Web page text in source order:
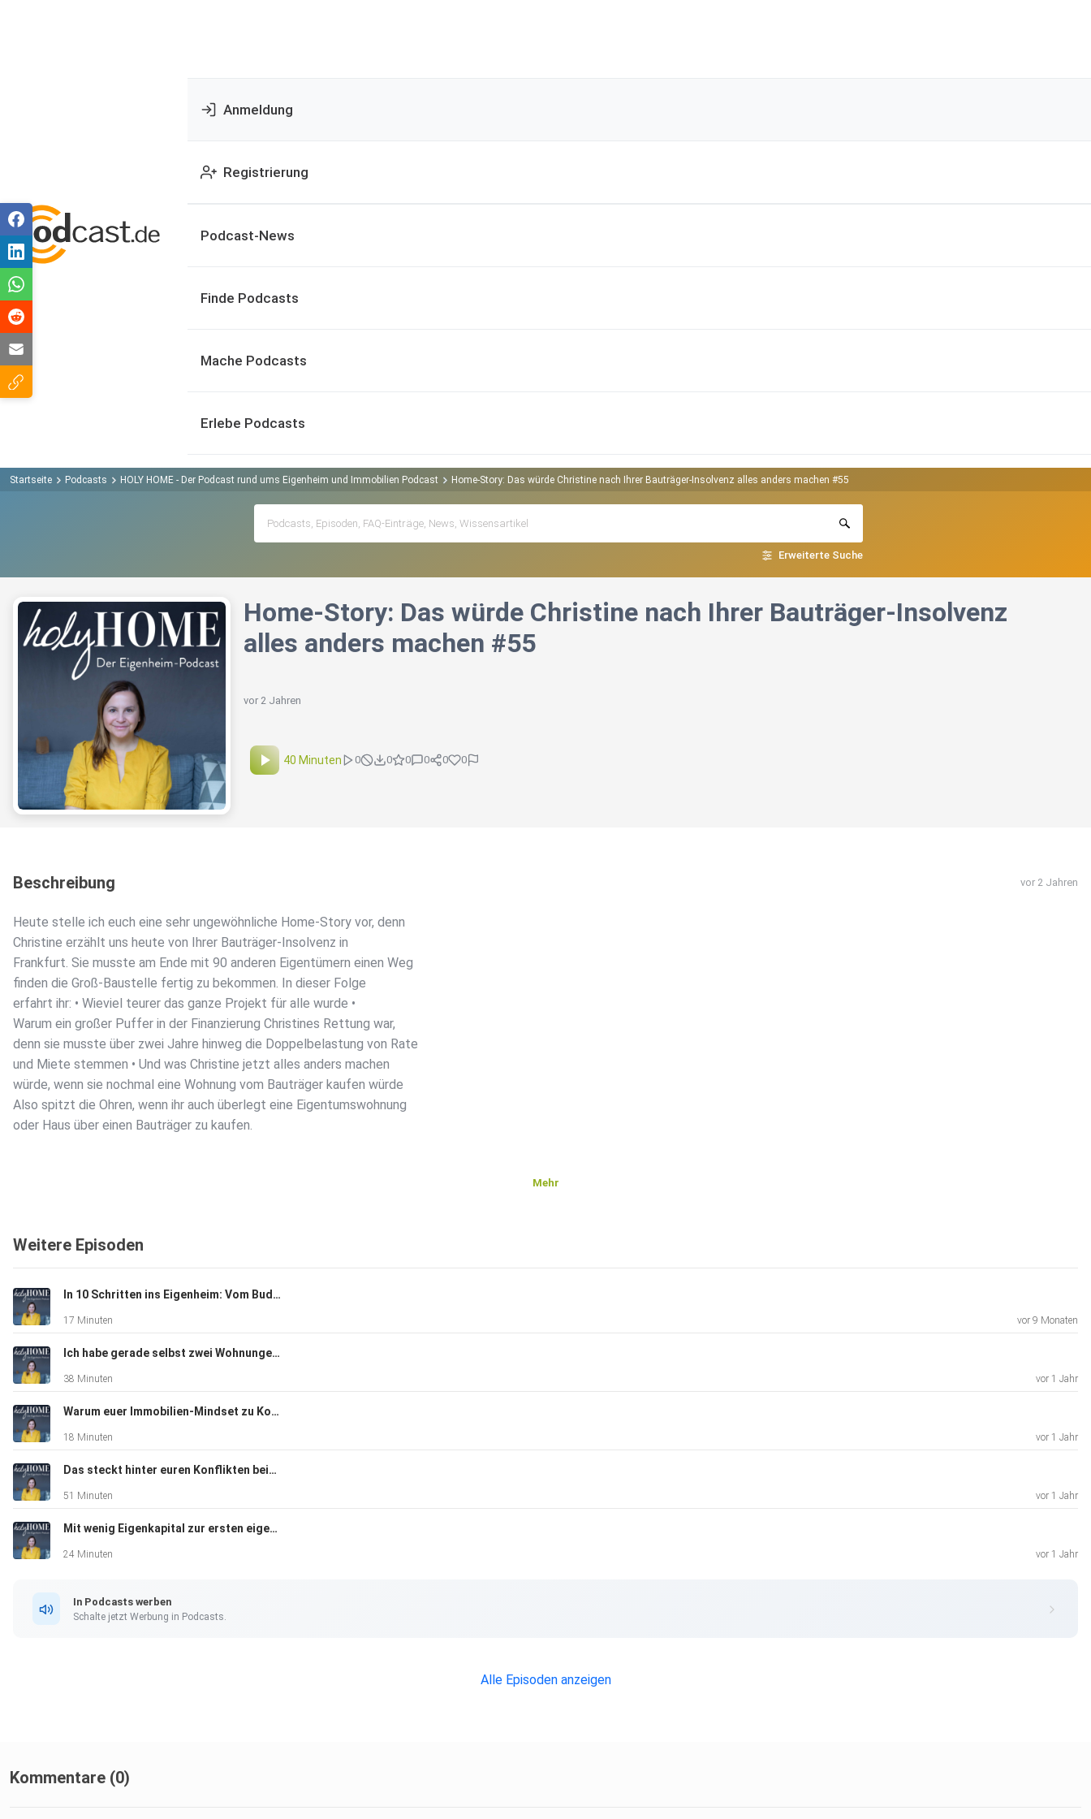
Anmeldung
Registrierung
Podcast-News
Finde Podcasts
Mache Podcasts
Erlebe Podcasts
Startseite Podcasts HOLY HOME - Der Podcast rund ums Eigenheim und Immobilien Podcast Home-Story: Das würde Christine nach Ihrer Bauträger-Insolvenz alles anders machen #55
Erweiterte Suche
Home-Story: Das würde Christine nach Ihrer Bauträger-Insolvenz
alles anders machen #55
vor 2 Jahren
40 Minuten 0 0 0 0 0 0
Beschreibung vor 2 Jahren
Heute stelle ich euch eine sehr ungewöhnliche Home-Story vor, denn
Christine erzählt uns heute von Ihrer Bauträger-Insolvenz in
Frankfurt. Sie musste am Ende mit 90 anderen Eigentümern einen Weg
finden die Groß-Baustelle fertig zu bekommen. In dieser Folge
erfahrt ihr: • Wieviel teurer das ganze Projekt für alle wurde •
Warum ein großer Puffer in der Finanzierung Christines Rettung war,
denn sie musste über zwei Jahre hinweg die Doppelbelastung von Rate
und Miete stemmen • Und was Christine jetzt alles anders machen
würde, wenn sie nochmal eine Wohnung vom Bauträger kaufen würde
Also spitzt die Ohren, wenn ihr auch überlegt eine Eigentumswohnung
oder Haus über einen Bauträger zu kaufen.
Mehr
Weitere Episoden
In 10 Schritten ins Eigenheim: Vom Budget bis zur Übergabe
17 Minuten vor 9 Monaten
Ich habe gerade selbst zwei Wohnungen gekauft - meine persönlichen Erfahrungen #97
38 Minuten vor 1 Jahr
Warum euer Immobilien-Mindset zu Konflikten und Blockaden führen kann #96
18 Minuten vor 1 Jahr
Das steckt hinter euren Konflikten beim Eigenheim - Interview mit Wohnpsychologin Melanie Fritze #95
51 Minuten vor 1 Jahr
Mit wenig Eigenkapital zur ersten eigenen Immobilie #94
24 Minuten vor 1 Jahr
In Podcasts werben
Schalte jetzt Werbung in Podcasts.
Alle Episoden anzeigen
Kommentare (0)